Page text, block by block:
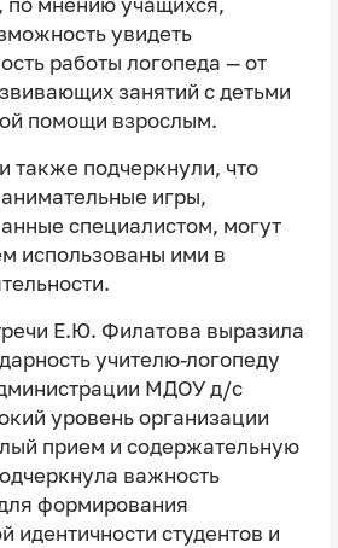
увидеть
работы логопеда — от
занятий с детьми
помощи взрослым.
также подчеркнули, что
игры,
специалистом, могут
использованы ими в
Е.Ю. Филатова выразила
учителю-логопеду
МДОУ д/с
уровень организации
прием и содержательную
важность
формирования
идентичности студентов и